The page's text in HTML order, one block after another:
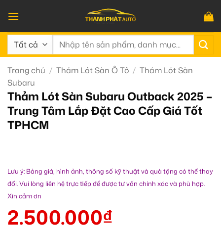
qua
nội
dung
Tìm
Trang chủ / Thảm Lót Sàn Ô Tô / Thảm Lót Sàn
Subaru
Thảm Lót Sàn Subaru Outback 2025 –
Trung Tâm Lắp Đặt Cao Cấp Giá Tốt
TPHCM
Lưu ý: Bảng giá, hình ảnh, thông số kỹ thuật và quà tặng có thể thay
đổi. Vui lòng liên hệ trực tiếp để được tư vấn chính xác và phù hợp.
Xin cảm ơn
2.500.000₫